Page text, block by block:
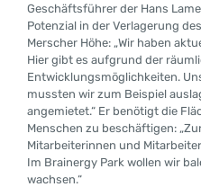
Geschäftsführer der Hans
Potenzial in der Verlagerung
Merscher Höhe: „Wir haben
Hier gibt es aufgrund der
Entwicklungsmöglichkeiten.
mussten wir zum Beispiel
angemietet.“ Er benötigt die
Menschen zu beschäftigen:
Mitarbeiterinnen und
Im Brainergy Park wollen wir
wachsen.“